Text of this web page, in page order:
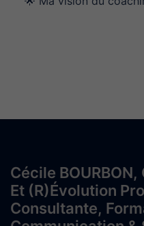
Cécile
Et (r)évolution
Consultante,